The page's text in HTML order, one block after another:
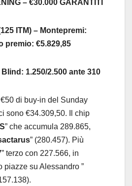
– €30.000 GARANTITI
ITM) – Montepremi:
premio: €5.829,85
1.250/2.500 ante 310
di buy-in del Sunday
sono €34.309,50. Il chip
” che accumula 289.865,
” (280.457). Più
” terzo con 227.566, in
piazze su Alessandro ”